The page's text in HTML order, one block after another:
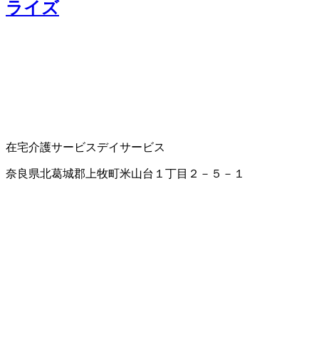
ライズ
在宅介護サービスデイサービス
奈良県北葛城郡上牧町米山台１丁目２－５－１